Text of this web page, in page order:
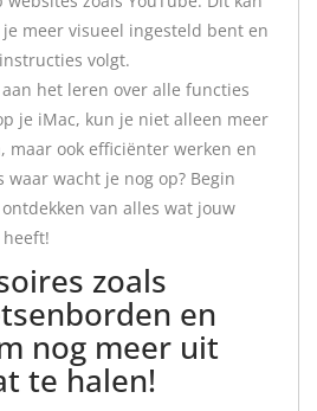
meer visueel ingesteld bent en
volgt.
het leren over alle functies
je iMac, kun je niet alleen meer
maar ook efficiënter werken en
wacht je nog op? Begin
van alles wat jouw
zoals
en
nog meer uit
te halen!